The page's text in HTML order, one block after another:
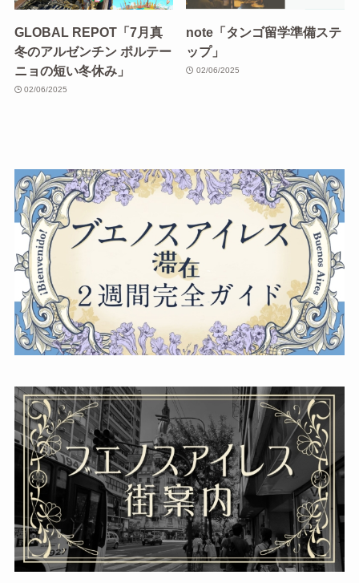
GLOBAL REPOT「7月真
冬のアルゼンチン ポルテー
ニョの短い冬休み」
02/06/2025
note「タンゴ留学準備ステ
ップ」
02/06/2025